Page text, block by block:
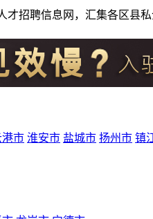
才招聘信息网，汇集各区
市 淮安市 盐城市 扬州市 镇